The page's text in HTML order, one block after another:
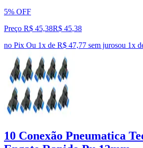
5% OFF
Preço R$ 45,38R$ 45,38
no Pix Ou 1x de R$ 47,77 sem jurosou 1x
10 Conexão Pneumatica